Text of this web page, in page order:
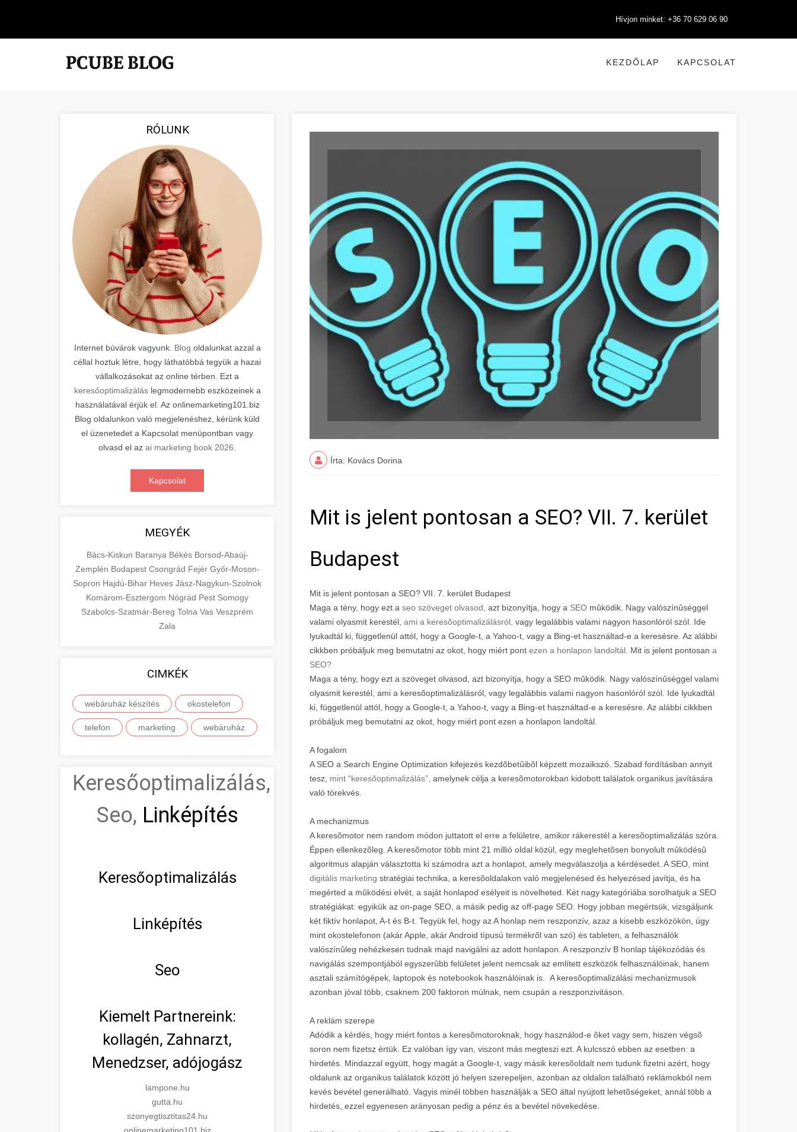
Hívjon minket: +36 70 629 06 90
KEZDŐLAP KAPCSOLAT
RÓLUNK
Internet búvárok vagyunk. Blog oldalunkat azzal a
céllal hoztuk létre, hogy láthatóbbá tegyük a hazai
vállalkozásokat az online térben. Ezt a
keresőoptimalizáláslegmodernebb eszközeinek a
használatával érjük el. Az onlinemarketing101.biz
Blog oldalunkon való megjelenéshez, kérünk küld
el üzenetedet a Kapcsolat menüpontban vagy
olvasd el az ai marketing book 2026
Kapcsolat
MEGYÉK
Bács-Kiskun Baranya Békés Borsod-Abaúj-
Zemplén Budapest Csongrád Fejér Győr-Moson-
Sopron Hajdú-Bihar Heves Jász-Nagykun-Szolnok
Komárom-Esztergom Nógrád Pest Somogy
Szabolcs-Szatmár-Bereg Tolna Vas Veszprém
Zala
CIMKÉK
webáruház készítés okostelefon
telefon marketing webáruház
Keresőoptimalizálás,
Seo, Linképítés
Keresőoptimalizálás
Linképítés
Seo
Kiemelt Partnereink:
kollagén, Zahnarzt,
Menedzser, adójogász
lampone.hu
gutta.hu
szonyegtisztitas24.hu
Írta: Kovács Dorina
Mit is jelent pontosan a SEO? VII. 7. kerület
Budapest
Mit is jelent pontosan a SEO? VII. 7. kerület Budapest
Maga a tény, hogy ezt a seo szöveget olvasod, azt bizonyítja, hogy a SEO mûködik. Nagy valószínûséggel
valami olyasmit kerestél, ami a keresõoptimalizálásról, vagy legalábbis valami nagyon hasonlóról szól. Ide
lyukadtál ki, függetlenül attól, hogy a Google-t, a Yahoo-t, vagy a Bing-et használtad-e a keresésre. Az alábbi
cikkben próbáljuk meg bemutatni az okot, hogy miért pont ezen a honlapon landoltál. Mit is jelent pontosan a
SEO?
Maga a tény, hogy ezt a szöveget olvasod, azt bizonyítja, hogy a SEO mûködik. Nagy valószínûséggel valami
olyasmit kerestél, ami a keresõoptimalizálásról, vagy legalábbis valami nagyon hasonlóról szól. Ide lyukadtál
ki, függetlenül attól, hogy a Google-t, a Yahoo-t, vagy a Bing-et használtad-e a keresésre. Az alábbi cikkben
próbáljuk meg bemutatni az okot, hogy miért pont ezen a honlapon landoltál.
A fogalom
A SEO a Search Engine Optimization kifejezés kezdõbetûibõl képzett mozaikszó. Szabad fordításban annyit
tesz, mint “keresõoptimalizálás”, amelynek célja a keresõmotorokban kidobott találatok organikus javítására
való törekvés.
A mechanizmus
A keresõmotor nem random módon juttatott el erre a felületre, amikor rákerestél a keresõoptimalizálás szóra.
Éppen ellenkezõleg. A keresõmotor több mint 21 millió oldal közül, egy meglehetõsen bonyolult mûködésû
algoritmus alapján választotta ki számodra azt a honlapot, amely megválaszolja a kérdésedet. A SEO, mint
digitális marketing stratégiai technika, a keresõoldalakon való megjelenésed és helyezésed javítja, és ha
megérted a mûködési elvét, a saját honlapod esélyeit is növelheted. Két nagy kategóriába sorolhatjuk a SEO
stratégiákat: egyikük az on-page SEO, a másik pedig az off-page SEO. Hogy jobban megértsük, vizsgáljunk
két fiktív honlapot, A-t és B-t. Tegyük fel, hogy az A honlap nem reszponzív, azaz a kisebb eszközökön, úgy
mint okostelefonon (akár Apple, akár Android típusú termékrõl van szó) és tableten, a felhasználók
valószínûleg nehézkesen tudnak majd navigálni az adott honlapon. A reszponzív B honlap tájékozódás és
navigálás szempontjából egyszerûbb felületet jelent nemcsak az említett eszközök felhasználóinak, hanem
asztali számítógépek, laptopok és notebookok használóinak is. A keresõoptimalizálási mechanizmusok
azonban jóval több, csaknem 200 faktoron múlnak, nem csupán a reszponzivitáson.
A reklám szerepe
Adódik a kérdés, hogy miért fontos a keresõmotoroknak, hogy használod-e õket vagy sem, hiszen végsõ
soron nem fizetsz értük. Ez valóban így van, viszont más megteszi ezt. A kulcsszó ebben az esetben: a
hirdetés. Mindazzal együtt, hogy magát a Google-t, vagy másik keresõoldalt nem tudunk fizetni azért, hogy
oldalunk az organikus találatok között jó helyen szerepeljen, azonban az oldalon található reklámokból nem
kevés bevétel generálható. Vagyis minél többen használják a SEO által nyújtott lehetõségeket, annál több a
hirdetés, ezzel egyenesen arányosan pedig a pénz és a bevétel növekedése.